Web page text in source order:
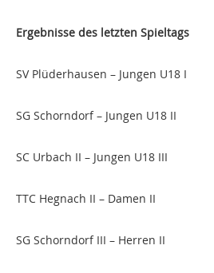
Ergebnisse des letzten Spieltags
SV Plüderhausen – Jungen
SG Schorndorf – Jungen
SC Urbach II – Jungen U18
TTC Hegnach II – Damen
SG Schorndorf III – Herren